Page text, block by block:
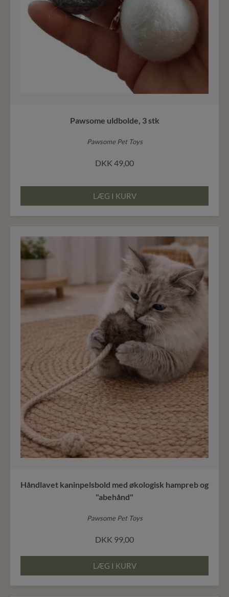
Pawsome uldbolde, 3 stk
Pawsome Pet Toys
DKK 49,00
LÆG I KURV
Håndlavet kaninpelsbold med økologisk hampreb og
"abehånd"
Pawsome Pet Toys
DKK 99,00
LÆG I KURV